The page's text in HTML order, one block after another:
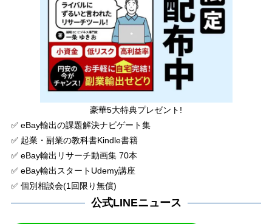
豪華5大特典プレゼント!
✅ eBay輸出の課題解決ナビゲート集
✅ 起業・副業の教科書Kindle書籍
✅ eBay輸出リサーチ動画集 70本
✅ eBay輸出スタートUdemy講座
✅ 個別相談会(1回限り無償)
公式LINEニュース